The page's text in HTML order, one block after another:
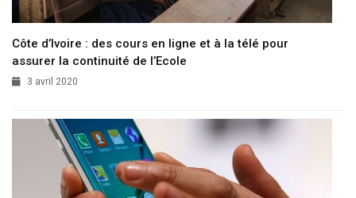
Côte d’Ivoire : des cours en ligne et à la télé pour
assurer la continuité de l’Ecole
3 avril 2020